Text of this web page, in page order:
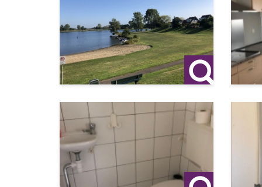
Bewoning wordt gedoogd, maar inschrijving op
Waarom interessant als belegging?
- Aantrekkelijk bruto rendement boven de 10%
- Jarenlange stabiele verhuurhistorie
- Energielabel A (toekomstbestendig)
- Flexibel overdraagbaar (met of zonder huurder)
Deze vakantievilla combineert rendement,
een overzichtelijke en direct renderende
Bij interesse verstrekken wij graag aanvullende